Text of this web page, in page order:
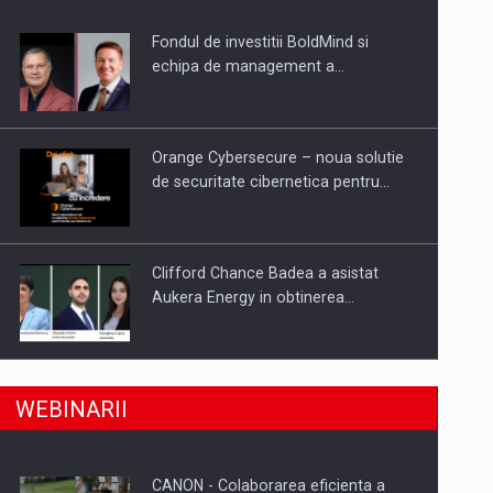
din piata
compania intr-o tranzactie de peste 25…
Fondul de investitii BoldMind si
echipa de management a…
Orange Cybersecure – noua solutie
de securitate cibernetica pentru…
Clifford Chance Badea a asistat
Aukera Energy in obtinerea…
SAPTE PERSONALITATI DIN MEDIUL
WEBINARII
CANON - Colaborarea eficienta a